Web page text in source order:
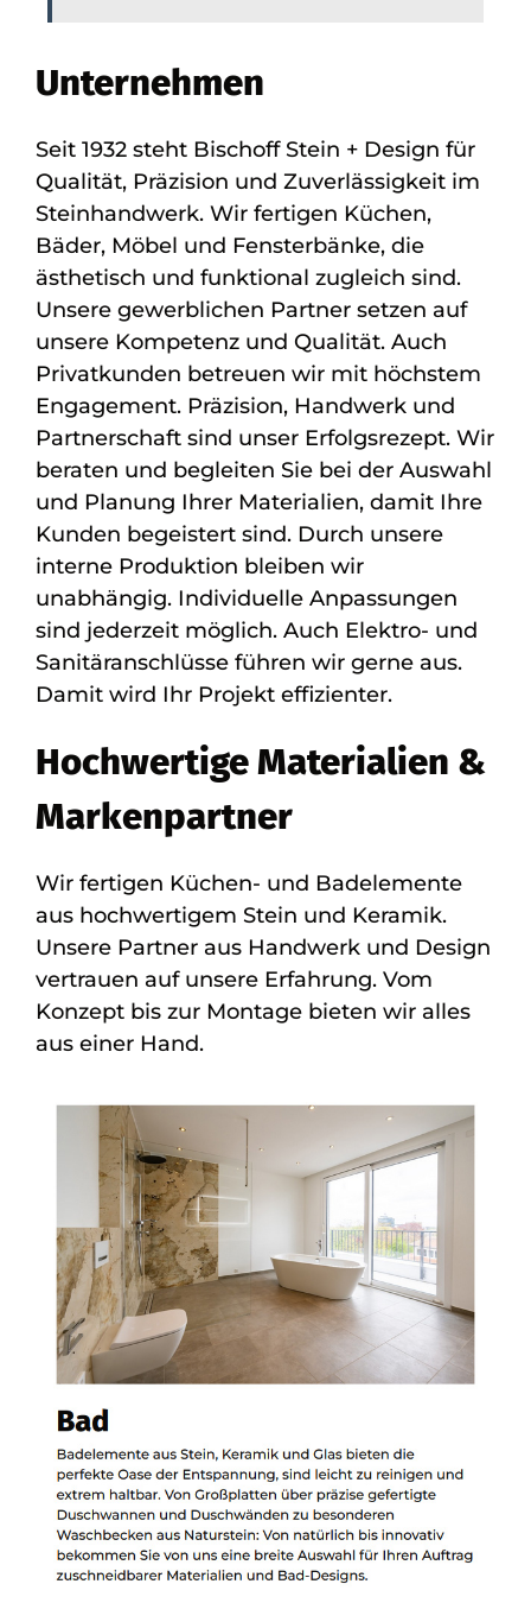
Unternehmen
Seit 1932 steht Bischoff Stein + Design für
Qualität, Präzision und Zuverlässigkeit im
Steinhandwerk. Wir fertigen Küchen,
Bäder, Möbel und Fensterbänke, die
ästhetisch und funktional zugleich sind.
Unsere gewerblichen Partner setzen auf
unsere Kompetenz und Qualität. Auch
Privatkunden betreuen wir mit höchstem
Engagement. Präzision, Handwerk und
Partnerschaft sind unser Erfolgsrezept. Wir
beraten und begleiten Sie bei der Auswahl
und Planung Ihrer Materialien, damit Ihre
Kunden begeistert sind. Durch unsere
interne Produktion bleiben wir
unabhängig. Individuelle Anpassungen
sind jederzeit möglich. Auch Elektro- und
Sanitäranschlüsse führen wir gerne aus.
Damit wird Ihr Projekt effizienter.
Hochwertige Materialien &
Markenpartner
Wir fertigen Küchen- und Badelemente
aus hochwertigem Stein und Keramik.
Unsere Partner aus Handwerk und Design
vertrauen auf unsere Erfahrung. Vom
Konzept bis zur Montage bieten wir alles
aus einer Hand.